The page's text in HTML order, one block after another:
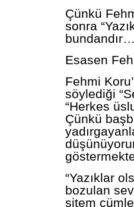
Çünkü
sonra
bundandır…
Esasen
Fehmi
söylediği
“Herkes
Çünkü
“Yazıklar
bozulan
sitem